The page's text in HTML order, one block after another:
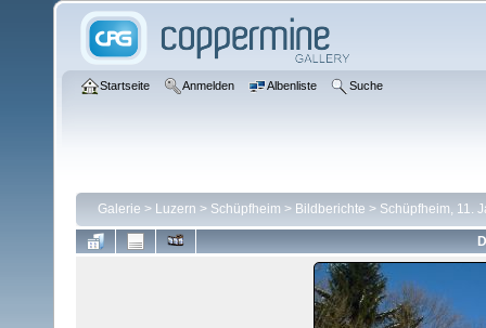
Startseite Anmelden Albenliste Suche
Galerie > Luzern > Schüpfheim > Bildberichte > Schüpfheim, 11.